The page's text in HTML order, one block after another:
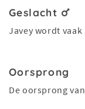
Geslacht
Javey wordt vaak
Oorsprong
De oorsprong van